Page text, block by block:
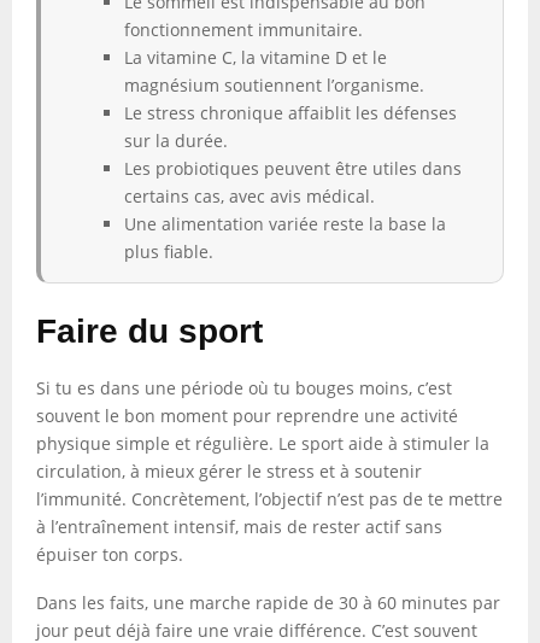
fonctionnement immunitaire.
La vitamine C, la vitamine D et le
magnésium soutiennent l’organisme.
Le stress chronique affaiblit les défenses
sur la durée.
Les probiotiques peuvent être utiles dans
certains cas, avec avis médical.
Une alimentation variée reste la base la
plus fiable.
Faire du sport
Si tu es dans une période où tu bouges moins, c’est
souvent le bon moment pour reprendre une activité
physique simple et régulière. Le sport aide à stimuler la
circulation, à mieux gérer le stress et à soutenir
l’immunité. Concrètement, l’objectif n’est pas de te mettre
à l’entraînement intensif, mais de rester actif sans
épuiser ton corps.
Dans les faits, une marche rapide de 30 à 60 minutes par
jour peut déjà faire une vraie différence. C’est souvent